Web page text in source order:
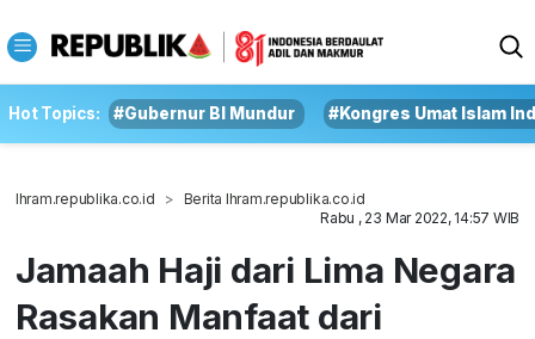
Hot Topics: #Gubernur BI Mundur #Kongres Umat Islam
Ihram.republika.co.id
Berita Ihram.republika.co.id
Rabu , 23 Mar 2022, 14:57 WIB
Jamaah Haji dari Lima Negara
Rasakan Manfaat dari